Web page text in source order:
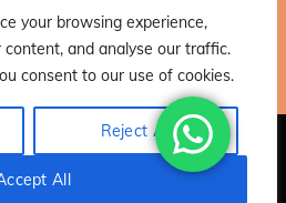
your browsing experience,
and analyse our traffic.
consent to our use of cookies.
Reject All
All
– 2025 |Privacybeleid
RETOURBELEID & VERZENDING